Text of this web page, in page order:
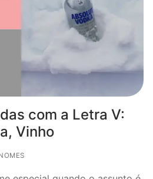
com a Letra V:
Vinho